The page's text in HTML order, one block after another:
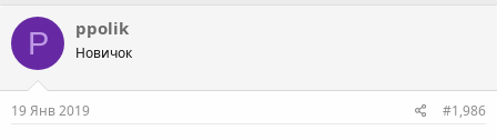
P ppolik
Новичок
19 Янв 2019 #1,986